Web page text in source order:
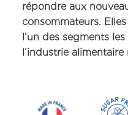
répondre aux
consommateurs.
l’un des segments
l’industrie alimentaire